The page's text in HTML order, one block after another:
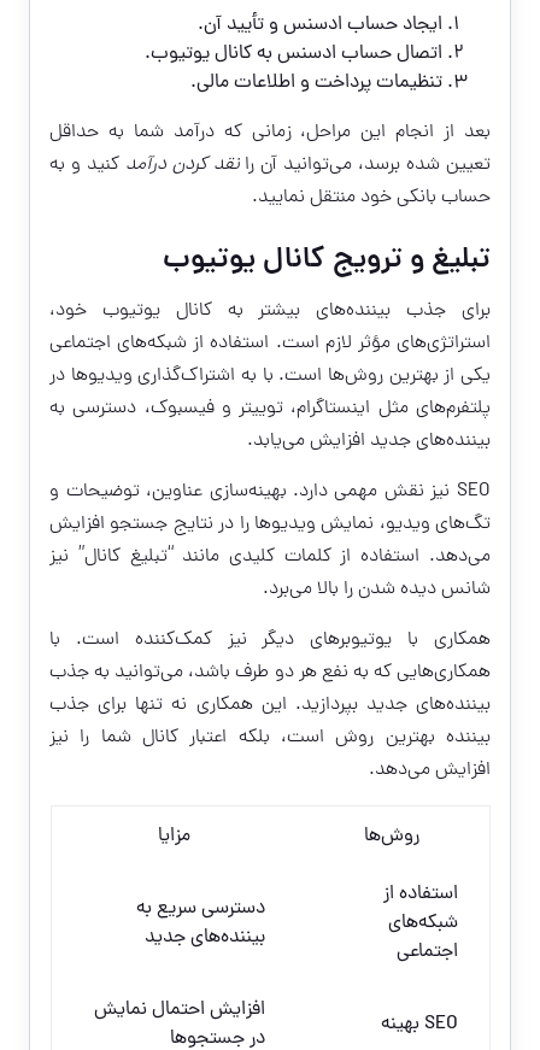
ایجاد حساب ادسنس و تأیید آن.
اتصال حساب ادسنس به کانال یوتیوب.
تنظیمات پرداخت و اطلاعات مالی.
بعد از انجام این مراحل، زمانی که درآمد شما به حداقل
تعیین شده برسد، می‌توانید آن رانقد کردن درآمد کنید و به
حساب بانکی خود منتقل نمایید.
تبلیغ و ترویج کانال یوتیوب
برای جذب بیننده‌های بیشتر به کانال یوتیوب خود،
استراتژی‌های مؤثر لازم است. استفاده از شبکه‌های اجتماعی
یکی از بهترین روش‌ها است. با به اشتراک‌گذاری ویدیوها در
پلتفرم‌های مثل اینستاگرام، توییتر و فیسبوک، دسترسی به
بیننده‌های جدید افزایش می‌یابد.
SEO نیز نقش مهمی دارد. بهینه‌سازی عناوین، توضیحات و
تگ‌های ویدیو، نمایش ویدیوها را در نتایج جستجو افزایش
می‌دهد. استفاده از کلمات کلیدی مانند “تبلیغ کانال” نیز
شانس دیده شدن را بالا می‌برد.
همکاری با یوتیوبرهای دیگر نیز کمک‌کننده است. با
همکاری‌هایی که به نفع هر دو طرف باشد، می‌توانید به جذب
بیننده‌های جدید بپردازید. این همکاری نه تنها برای جذب
بیننده بهترین روش است، بلکه اعتبار کانال شما را نیز
افزایش می‌دهد.
روش‌ها
مزایا
استفاده از
شبکه‌های
اجتماعی
دسترسی سریع به
بیننده‌های جدید
SEO بهینه
افزایش احتمال نمایش
در جستجوها